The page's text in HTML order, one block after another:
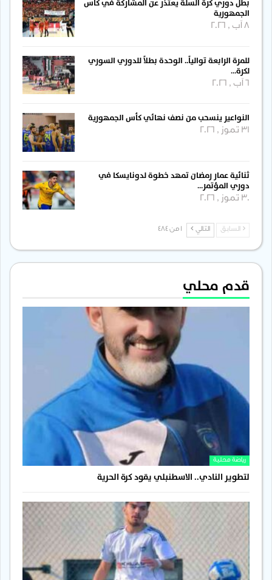
بطل دوري كرة السلة يعتذر عن المشاركة في كأس
الجمهورية
للمرة الرابعة توالياً.. الوحدة بطلاً للدوري السوري
لكرة…
النواعير ينسحب من نصف نهائي كأس الجمهورية
31 تموز , 2026
ثنائية عمار رمضان تمهد خطوة لدونايسكا في
دوري المؤتمر…
30 تموز , 2026
السابق التالي
قدم محلي
رياضة محلية
لتطوير النادي.. الاسطنبلي يقود كرة الحرية